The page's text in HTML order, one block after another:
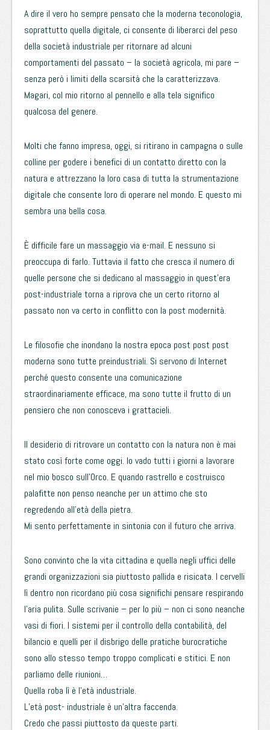
A dire il vero ho sempre pensato che la moderna teconologia,
soprattutto quella digitale, ci consente di liberarci del peso
della società industriale per ritornare ad alcuni
comportamenti del passato – la società agricola, mi pare –
senza però i limiti della scarsità che la caratterizzava.
Magari, col mio ritorno al pennello e alla tela significo
qualcosa del genere.
Molti che fanno impresa, oggi, si ritirano in campagna o sulle
colline per godere i benefici di un contatto diretto con la
natura e attrezzano la loro casa di tutta la strumentazione
digitale che consente loro di operare nel mondo. E questo mi
sembra una bella cosa.
È difficile fare un massaggio via e-mail. E nessuno si
preoccupa di farlo. Tuttavia il fatto che cresca il numero di
quelle persone che si dedicano al massaggio in quest’era
post-industriale torna a riprova che un certo ritorno al
passato non va certo in conflitto con la post modernità.
Le filosofie che inondano la nostra epoca post post post
moderna sono tutte preindustriali. Si servono di Internet
perché questo consente una comunicazione
straordinariamente efficace, ma sono tutte il frutto di un
pensiero che non conosceva i grattacieli.
Il desiderio di ritrovare un contatto con la natura non è mai
stato così forte come oggi. Io vado tutti i giorni a lavorare
nel mio bosco sull’Orco. E quando rastrello e costruisco
palafitte non penso neanche per un attimo che sto
regredendo all’età della pietra.
Mi sento perfettamente in sintonia con il futuro che arriva.
Sono convinto che la vita cittadina e quella negli uffici delle
grandi organizzazioni sia piuttosto pallida e risicata. I cervelli
lì dentro non ricordano più cosa significhi pensare respirando
l’aria pulita. Sulle scrivanie – per lo più – non ci sono neanche
vasi di fiori. I sistemi per il controllo della contabilità, del
bilancio e quelli per il disbrigo delle pratiche burocratiche
sono allo stesso tempo troppo complicati e stitici. E non
parliamo delle riunioni…
Quella roba lì è l’età industriale.
L’età post- industriale è un’altra faccenda.
Credo che passi piuttosto da queste parti.